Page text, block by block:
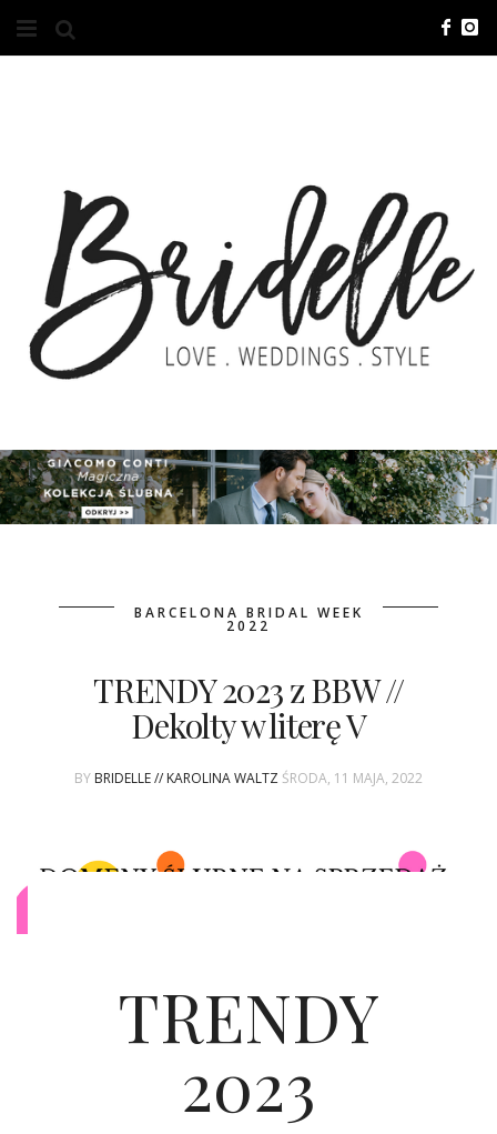
O NAS
KONTAKT
REKLAMA
ADVERTISING
ZGŁOSZENIA
KONKURSY
POLECANE FIRMY
{HOT SEXY BEST}
BARCELONA BRIDAL WEEK
2022
TRENDY 2023 z BBW //
Dekolty w literę V
BY BRIDELLE // KAROLINA WALTZ ŚRODA, 11 MAJA, 2022
TRENDY
2023